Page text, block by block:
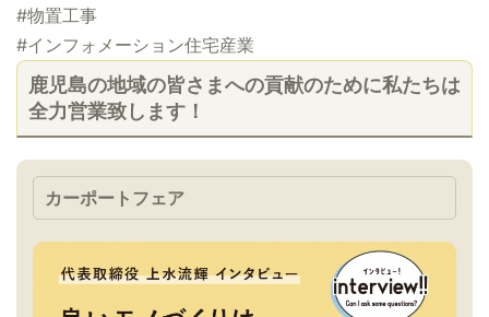
#物置工事
#インフォメーション住宅産業
鹿児島の地域の皆さまへの貢献のために私たちは
全力営業致します！
カーポートフェア